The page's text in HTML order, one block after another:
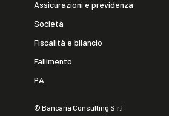
Assicurazioni e previdenza
Società
Fiscalità e bilancio
Fallimento
PA
© Bancaria Consulting S.r.l.